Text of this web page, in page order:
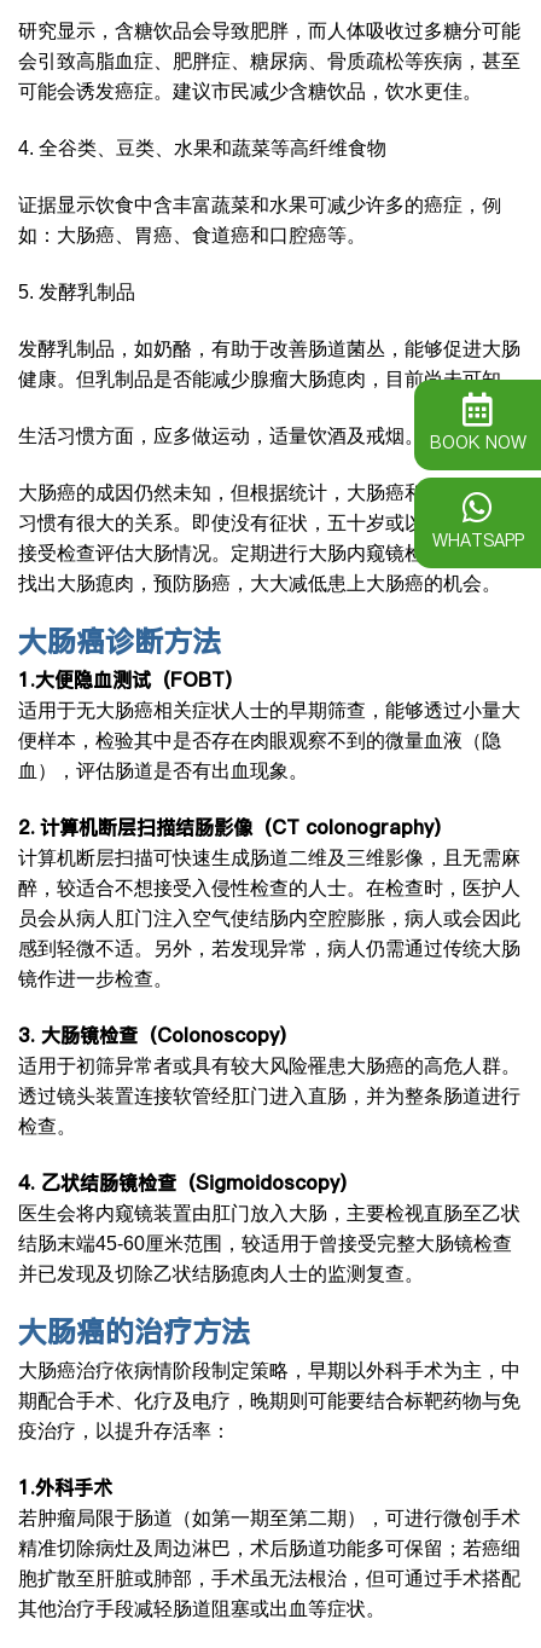
研究显示，含糖饮品会导致肥胖，而人体吸收过多糖分可能
会引致高脂血症、肥胖症、糖尿病、骨质疏松等疾病，甚至
可能会诱发癌症。建议市民减少含糖饮品，饮水更佳。
4. 全谷类、豆类、水果和蔬菜等高纤维食物
证据显示饮食中含丰富蔬菜和水果可减少许多的癌症，例
如：大肠癌、胃癌、食道癌和口腔癌等。
5. 发酵乳制品
发酵乳制品，如奶酪，有助于改善肠道菌丛，能够促进大肠
健康。但乳制品是否能减少腺瘤大肠瘜肉，目前尚未可知。
生活习惯方面，应多做运动，适量饮酒及戒烟。
大肠癌的成因仍然未知，但根据统计，大肠癌和我们的饮食
习惯有很大的关系。即使没有征状，五十岁或以上人士亦应
接受检查评估大肠情况。定期进行大肠内窥镜检查可以及早
找出大肠瘜肉，预防肠癌，大大减低患上大肠癌的机会。
大肠癌诊断方法
1.大便隐血测试（FOBT）
适用于无大肠癌相关症状人士的早期筛查，能够透过小量大
便样本，检验其中是否存在肉眼观察不到的微量血液（隐
血），评估肠道是否有出血现象。
2.计算机断层扫描结肠影像（CT colonography）
计算机断层扫描可快速生成肠道二维及三维影像，且无需麻
醉，较适合不想接受入侵性检查的人士。在检查时，医护人
员会从病人肛门注入空气使结肠内空腔膨胀，病人或会因此
感到轻微不适。另外，若发现异常，病人仍需通过传统大肠
镜作进一步检查。
3. 大肠镜检查（Colonoscopy）
适用于初筛异常者或具有较大风险罹患大肠癌的高危人群。
透过镜头装置连接软管经肛门进入直肠，并为整条肠道进行
检查。
4. 乙状结肠镜检查（Sigmoidoscopy）
医生会将内窥镜装置由肛门放入大肠，主要检视直肠至乙状
结肠末端45-60厘米范围，较适用于曾接受完整大肠镜检查
并已发现及切除乙状结肠瘜肉人士的监测复查。
大肠癌的治疗方法
大肠癌治疗依病情阶段制定策略，早期以外科手术为主，中
期配合手术、化疗及电疗，晚期则可能要结合标靶药物与免
疫治疗，以提升存活率：
1.外科手术
若肿瘤局限于肠道（如第一期至第二期），可进行微创手术
精准切除病灶及周边淋巴，术后肠道功能多可保留；若癌细
胞扩散至肝脏或肺部，手术虽无法根治，但可通过手术搭配
其他治疗手段减轻肠道阻塞或出血等症状。
BOOK NOW
WHATSAPP